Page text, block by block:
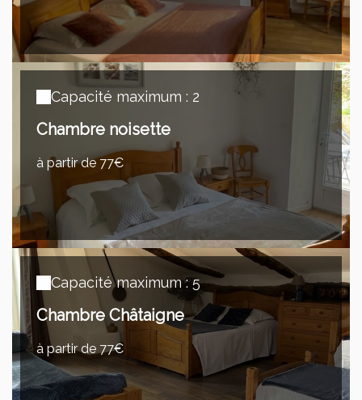
Capacité maximum : 2
Chambre noisette
à partir de 77€
Capacité maximum : 5
Chambre Châtaigne
à partir de 77€